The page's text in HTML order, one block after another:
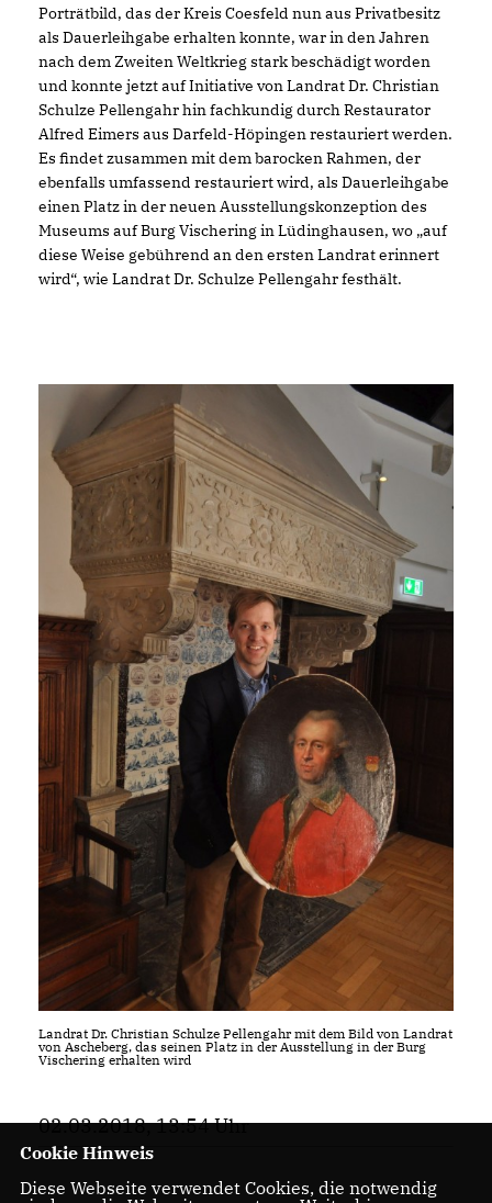
Porträtbild, das der Kreis Coesfeld nun aus Privatbesitz
als Dauerleihgabe erhalten konnte, war in den Jahren
nach dem Zweiten Weltkrieg stark beschädigt worden
und konnte jetzt auf Initiative von Landrat Dr. Christian
Schulze Pellengahr hin fachkundig durch Restaurator
Alfred Eimers aus Darfeld-Höpingen restauriert werden.
Es findet zusammen mit dem barocken Rahmen, der
ebenfalls umfassend restauriert wird, als Dauerleihgabe
einen Platz in der neuen Ausstellungskonzeption des
Museums auf Burg Vischering in Lüdinghausen, wo „auf
diese Weise gebührend an den ersten Landrat erinnert
wird“, wie Landrat Dr. Schulze Pellengahr festhält.
Landrat Dr. Christian Schulze Pellengahr mit dem Bild von Landrat
von Ascheberg, das seinen Platz in der Ausstellung in der Burg
Vischering erhalten wird
02.03.2018, 13:54 Uhr
Cookie Hinweis
Diese Webseite verwendet Cookies, die notwendig